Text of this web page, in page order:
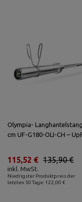
Olympia-
cm UF-G180-OLI-CH –
Niedrigster Produktpreis der
letzten 30 Tage: 122,00 €
135,90 €
115,52 €
inkl. MwSt.